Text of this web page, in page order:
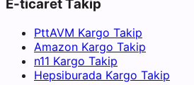
E-ticaret Takip
PttAVM Kargo Takip
Amazon Kargo Takip
n11 Kargo Takip
Hepsiburada Kargo Takip